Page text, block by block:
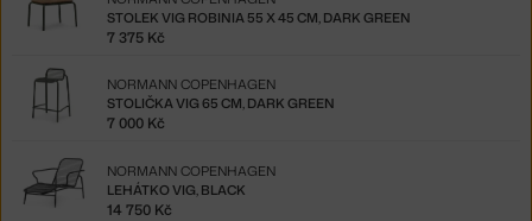
STOLEK VIG ROBINIA 55 X 45 CM, DARK GREEN
7 375 Kč
STOLIČKA VIG 65 CM, DARK GREEN
NORMANN COPENHAGEN
7 000 Kč
LEHÁTKO VIG, BLACK
NORMANN COPENHAGEN
14 750 Kč